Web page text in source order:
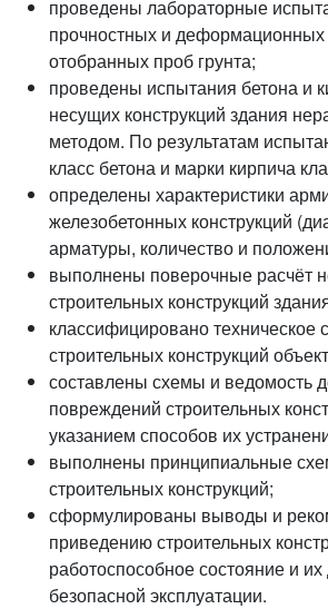
проведены лабораторные
прочностных и деформационных
отобранных проб грунта;
проведены испытания бетона и
несущих конструкций здания
методом. По результатам
класс бетона и марки кирпича
определены характеристики
железобетонных конструкций
арматуры, количество и
выполнены поверочные расчёт
строительных конструкций
классифицировано техническое
строительных конструкций
составлены схемы и ведомость
повреждений строительных
указанием способов их
выполнены принципиальные
строительных конструкций;
сформулированы выводы и
приведению строительных
работоспособное состояние и
безопасной эксплуатации.